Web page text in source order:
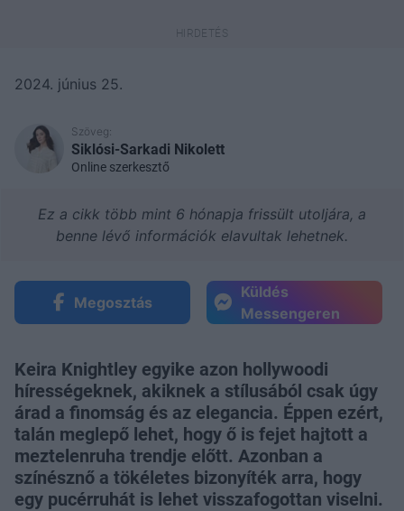
2024. június 25.
Szöveg:
Siklósi-Sarkadi Nikolett
Online szerkesztő
Ez a cikk több mint 6 hónapja frissült utoljára, a
benne lévő információk elavultak lehetnek.
Megosztás
Küldés
Messengeren
Keira Knightley egyike azon hollywoodi
hírességeknek, akiknek a stílusából csak úgy
árad a finomság és az elegancia. Éppen ezért,
talán meglepő lehet, hogy ő is fejet hajtott a
meztelenruha trendje előtt. Azonban a
színésznő a tökéletes bizonyíték arra, hogy
egy pucérruhát is lehet visszafogottan viselni.